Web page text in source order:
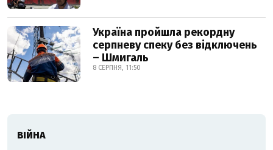
Україна пройшла рекордну
серпневу спеку без відключень
– Шмигаль
8 СЕРПНЯ, 11:50
ВІЙНА